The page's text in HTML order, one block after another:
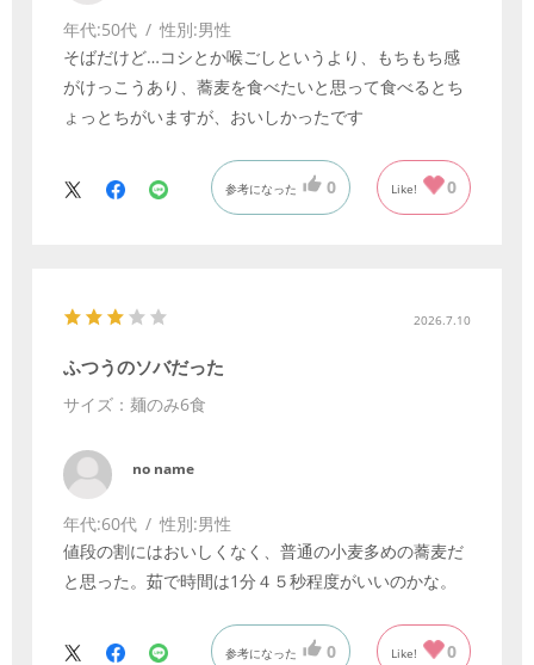
年代:50代 性別:男性
そばだけど…コシとか喉ごしというより、もちもち感
がけっこうあり、蕎麦を食べたいと思って食べるとち
ょっとちがいますが、おいしかったです
参考になった 0 Like! 0
2026.7.10
ふつうのソバだった
サイズ：麺のみ6食
no name
年代:60代 性別:男性
値段の割にはおいしくなく、普通の小麦多めの蕎麦だ
と思った。茹で時間は1分４５秒程度がいいのかな。
参考になった 0 Like! 0